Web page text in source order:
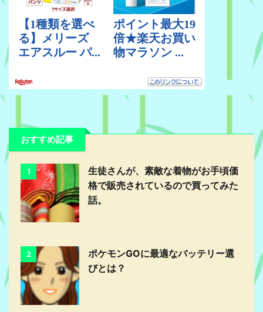
おすすめ記事
1
生徒さんが、素敵な着物がお手頃価
格で販売されているので買ってみた
話。
2
ポケモンGOに最適なバッテリー選
びとは？